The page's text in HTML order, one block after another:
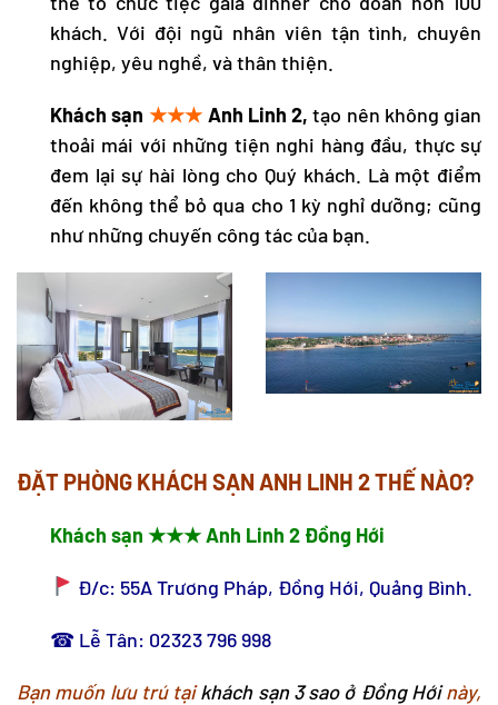
khách. Với đội ngũ nhân viên tận tình, chuyên
nghiệp, yêu nghề, và thân thiện.
Khách sạn ★★★ Anh Linh 2, tạo nên không gian
thoải mái với những tiện nghi hàng đầu, thực sự
đem lại sự hài lòng cho Quý khách. Là một điểm
đến không thể bỏ qua cho 1 kỳ nghỉ dưỡng; cũng
như những chuyến công tác của bạn.
ĐẶT PHÒNG KHÁCH SẠN ANH LINH 2 THẾ NÀO?
Khách sạn ★★★ Anh Linh 2 Đồng Hới
Đ/c: 55A Trương Pháp, Đồng Hới, Quảng Bình.
☎ Lễ Tân: 02323 796 998
Bạn muốn lưu trú tạikhách sạn 3 sao ở Đồng Hớinày,